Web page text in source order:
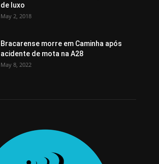
de luxo
May 2, 2018
Bracarense morre em Caminha após
acidente de mota na A28
May 8, 2022